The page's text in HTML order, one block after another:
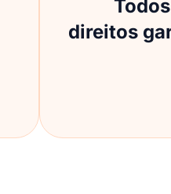
direitos